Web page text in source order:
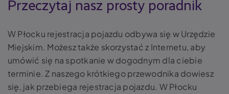
Przeczytaj nasz prosty poradnik
W Płocku rejestracja pojazdu odbywa się w Urzędzie
Miejskim. Możesz także skorzystać z Internetu, aby
umówić się na spotkanie w dogodnym dla ciebie
terminie. Z naszego krótkiego przewodnika dowiesz
się, jak przebiega rejestracja pojazdu. W Płocku